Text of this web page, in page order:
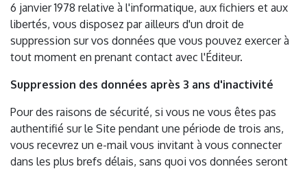
6 janvier 1978 relative à l'informatique, aux fichiers et aux
libertés, vous disposez par ailleurs d'un droit de
suppression sur vos données que vous pouvez exercer à
tout moment en prenant contact avec l'Éditeur.
Suppression des données après 3 ans d'inactivité
Pour des raisons de sécurité, si vous ne vous êtes pas
authentifié sur le Site pendant une période de trois ans,
vous recevrez un e-mail vous invitant à vous connecter
dans les plus brefs délais, sans quoi vos données seront